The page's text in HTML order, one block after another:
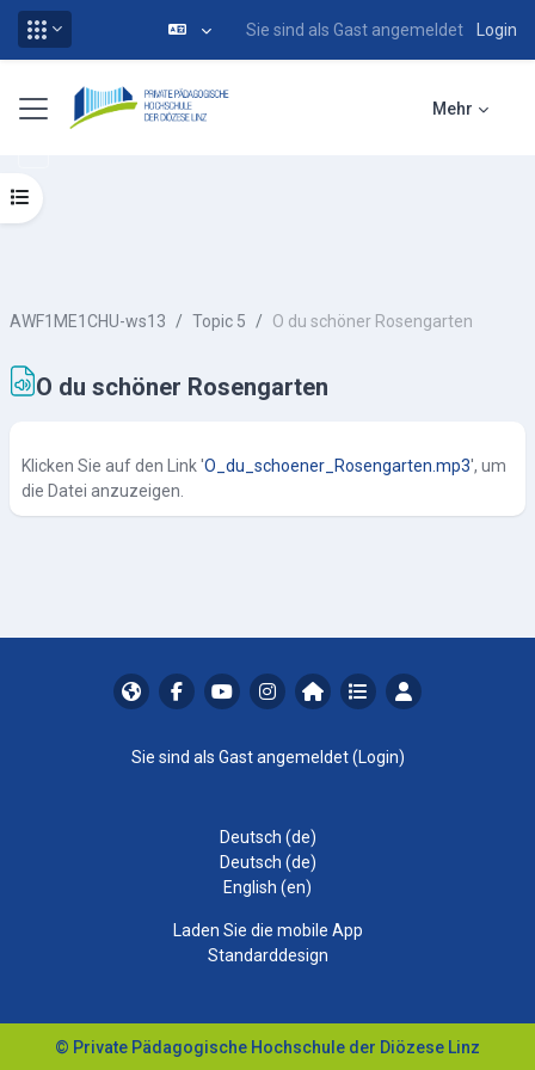
Sie sind als Gast angemeldet Login
Website-Übersicht Mehr
AWF1ME1CHU-ws13 Topic 5 O du schöner Rosengarten
O du schöner Rosengarten
Kursindex öffnen
Klicken Sie auf den Link 'O_du_schoener_Rosengarten.mp3', um
die Datei anzuzeigen.
Sie sind als Gast angemeldet (Login)
Deutsch ‎(de)‎
Deutsch ‎(de)‎
English ‎(en)‎
Laden Sie die mobile App
Standarddesign
© Private Pädagogische Hochschule der Diözese Linz